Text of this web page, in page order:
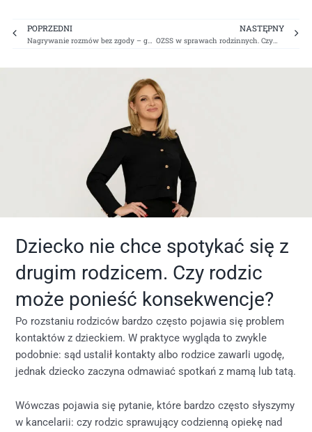
PrevPOPRZEDNI
Nagrywanie rozmów bez zgody – gdzie kończy się ostrożność, a zaczyna odpowiedzialność prawnA
NASTĘPNY
OZSS w sprawach rodzinnych. Czym jest, jak przebiega badanie i dlaczego na opinię czeka się tak długo?
Dziecko nie chce spotykać się z
drugim rodzicem. Czy rodzic
może ponieść konsekwencje?
Po rozstaniu rodziców bardzo często pojawia się problem
kontaktów z dzieckiem. W praktyce wygląda to zwykle
podobnie: sąd ustalił kontakty albo rodzice zawarli ugodę,
jednak dziecko zaczyna odmawiać spotkań z mamą lub tatą.
Wówczas pojawia się pytanie, które bardzo często słyszymy
w kancelarii: czy rodzic sprawujący codzienną opiekę nad